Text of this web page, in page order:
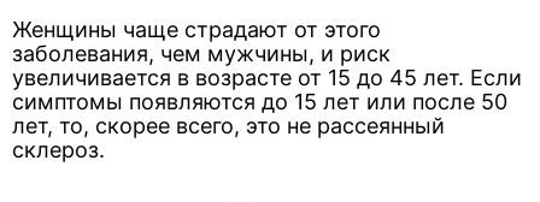
Женщины чаще страдают от этого
заболевания, чем мужчины, и риск
увеличивается в возрасте от 15 до 45 лет. Если
симптомы появляются до 15 лет или после 50
лет, то, скорее всего, это не рассеянный
склероз.